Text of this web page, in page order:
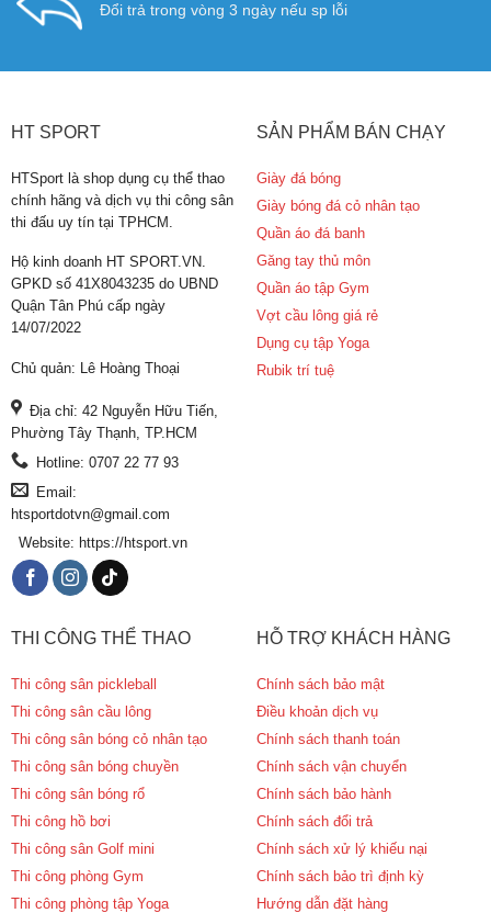
Đổi trả trong vòng 3 ngày nếu sp lỗi
HT SPORT
HTSport là shop dụng cụ thể thao
chính hãng và dịch vụ thi công sân
thi đấu uy tín tại TPHCM.
Hộ kinh doanh HT SPORT.VN.
GPKD số 41X8043235 do UBND
Quận Tân Phú cấp ngày
14/07/2022
Chủ quản: Lê Hoàng Thoại
Địa chỉ: 42 Nguyễn Hữu Tiến,
Phường Tây Thạnh, TP.HCM
Hotline: 0707 22 77 93
Email:
htsportdotvn@gmail.com
Website: https://htsport.vn
SẢN PHẨM BÁN CHẠY
Giày đá bóng
Giày bóng đá cỏ nhân tạo
Quần áo đá banh
Găng tay thủ môn
Quần áo tập Gym
Vợt cầu lông giá rẻ
Dụng cụ tập Yoga
Rubik trí tuệ
THI CÔNG THỂ THAO
Thi công sân pickleball
Thi công sân cầu lông
Thi công sân bóng cỏ nhân tạo
Thi công sân bóng chuyền
Thi công sân bóng rổ
Thi công hồ bơi
Thi công sân Golf mini
Thi công phòng Gym
Thi công phòng tập Yoga
HỖ TRỢ KHÁCH HÀNG
Chính sách bảo mật
Điều khoản dịch vụ
Chính sách thanh toán
Chính sách vận chuyển
Chính sách bảo hành
Chính sách đổi trả
Chính sách xử lý khiếu nại
Chính sách bảo trì định kỳ
Hướng dẫn đặt hàng